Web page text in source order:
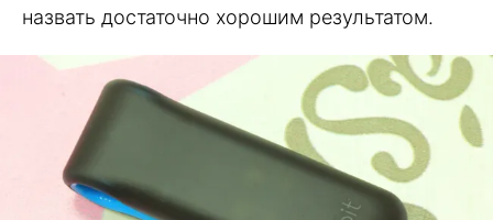
назвать достаточно хорошим результатом.